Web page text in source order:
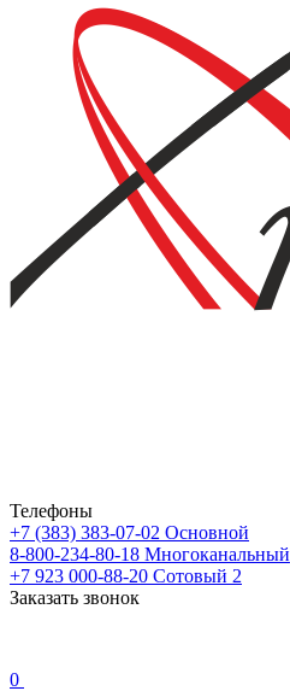
Телефоны
+7 (383) 383-07-02 Основной
8-800-234-80-18 Многоканальный
+7 923 000-88-20 Сотовый 2
Заказать звонок
0